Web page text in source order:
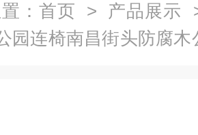
： 首页 > 产品展示
园连椅南昌街头防腐木